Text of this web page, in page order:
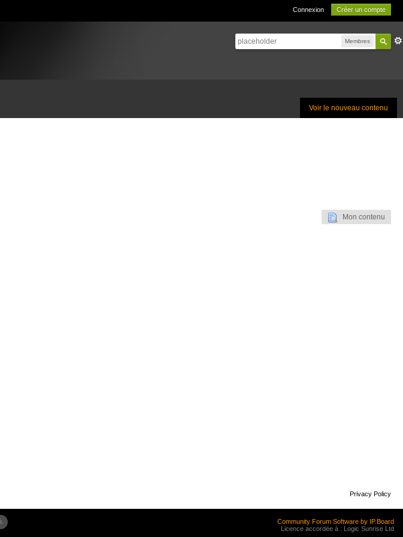
Connexion Créer un compte
Membres
Voir le nouveau contenu
Mon contenu
Privacy Policy
Community Forum Software by IP.Board
Licence accordée à : Logic Sunrise Ltd